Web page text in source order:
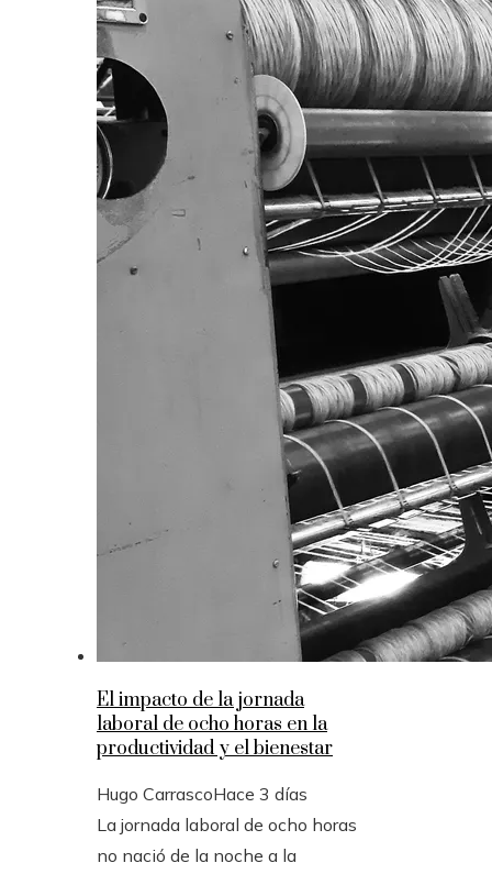
El impacto de la jornada
laboral de ocho horas en la
productividad y el bienestar
Hugo CarrascoHace 3 días
La jornada laboral de ocho horas
no nació de la noche a la